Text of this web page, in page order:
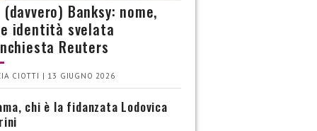
(davvero) Banksy: nome,
identità svelata
Reuters
CIOTTI | 13 GIUGNO 2026
chi è la fidanzata Lodovica